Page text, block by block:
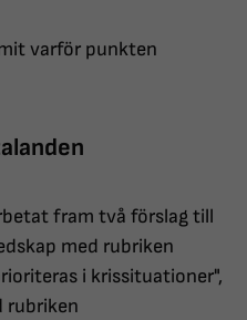
varför punkten
fram två förslag till
med rubriken
i krissituationer",
rubriken